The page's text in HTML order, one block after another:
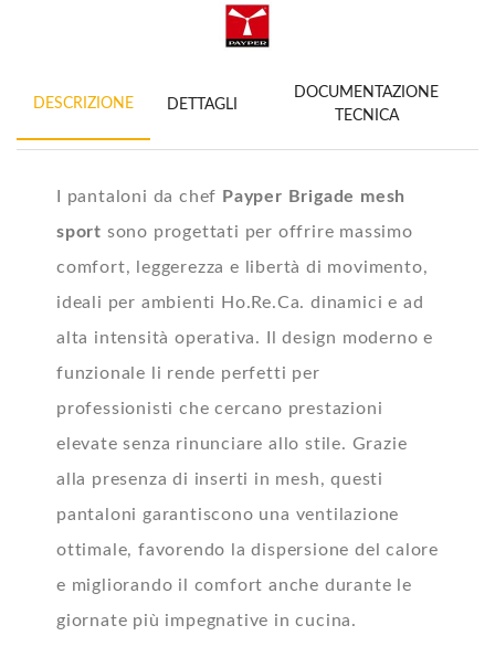
DESCRIZIONE DETTAGLI
DOCUMENTAZIONE
TECNICA
I pantaloni da chef Payper Brigade mesh
sport sono progettati per offrire massimo
comfort, leggerezza e libertà di movimento,
ideali per ambienti Ho.Re.Ca. dinamici e ad
alta intensità operativa. Il design moderno e
funzionale li rende perfetti per
professionisti che cercano prestazioni
elevate senza rinunciare allo stile. Grazie
alla presenza di inserti in mesh, questi
pantaloni garantiscono una ventilazione
ottimale, favorendo la dispersione del calore
e migliorando il comfort anche durante le
giornate più impegnative in cucina.